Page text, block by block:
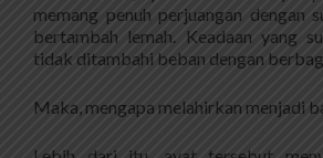
memang penuh perjuangan dengan
bertambah lemah. Keadaan yang
tidak ditambahi beban dengan
Maka, mengapa melahirkan menjadi